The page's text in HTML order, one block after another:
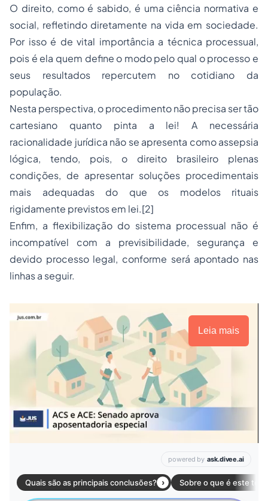
O direito, como é sabido, é uma ciência normativa e
social, refletindo diretamente na vida em sociedade.
Por isso é de vital importância a técnica processual,
pois é ela quem define o modo pelo qual o processo e
seus resultados repercutem no cotidiano da
população.
Nesta perspectiva, o procedimento não precisa ser tão
cartesiano quanto pinta a lei! A necessária
racionalidade jurídica não se apresenta como assepsia
lógica, tendo, pois, o direito brasileiro plenas
condições, de apresentar soluções procedimentais
mais adequadas do que os modelos rituais
rigidamente previstos em lei.[2]
Enfim, a flexibilização do sistema processual não é
incompatível com a previsibilidade, segurança e
devido processo legal, conforme será apontado nas
linhas a seguir.
Leia mais